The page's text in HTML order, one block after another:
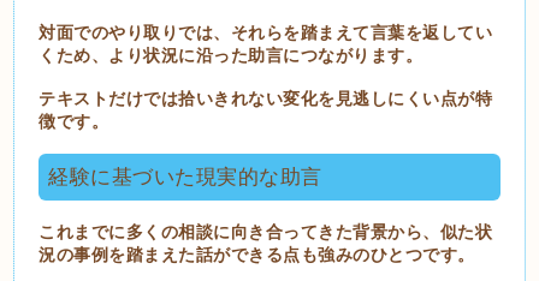
対面でのやり取りでは、それらを踏まえて言葉を返してい
くため、より状況に沿った助言につながります。
テキストだけでは拾いきれない変化を見逃しにくい点が特
徴です。
経験に基づいた現実的な助言
これまでに多くの相談に向き合ってきた背景から、似た状
況の事例を踏まえた話ができる点も強みのひとつです。